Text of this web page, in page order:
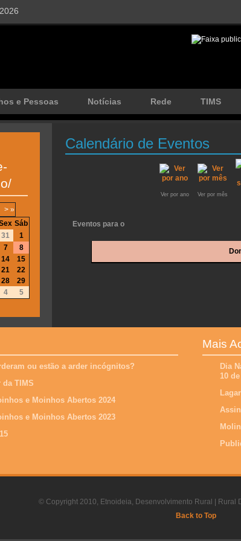
2026
e Pessoas Notícias Rede TIMS
Calendário de Eventos
Ver por ano Ver por mês
Eventos para o
> »
Sáb
31
1
7
8
14
15
21
22
28
29
4 5
ou estão a arder incógnitos?
da TIMS
e Moinhos Abertos 2024
e Moinhos Abertos 2023
Mais
Dia
10
© Copyright 2010, Etnoideia, Desenvolvimento Rural | Rural
Back to Top